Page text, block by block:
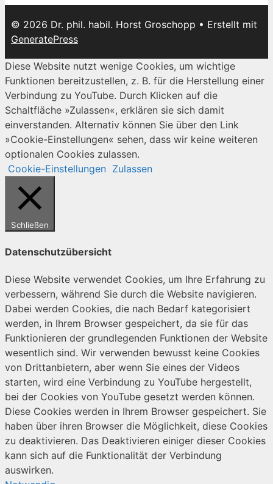
© 2026 Dr. phil. habil. Horst Groschopp • Erstellt mit
GeneratePress
Diese Website nutzt wenige Cookies, um wichtige
Funktionen bereitzustellen, z. B. für die Herstellung einer
Verbindung zu YouTube. Durch Klicken auf die
Schaltfläche »Zulassen«, erklären sie sich damit
einverstanden. Alternativ können Sie über den Link
»Cookie-Einstellungen« sehen, dass wir keine weiteren
optionalen Cookies zulassen.
Cookie-Einstellungen Zulassen
Schließen
Datenschutzübersicht
Diese Website verwendet Cookies, um Ihre Erfahrung zu
verbessern, während Sie durch die Website navigieren.
Dabei werden Cookies, die nach Bedarf kategorisiert
werden, in Ihrem Browser gespeichert, da sie für das
Funktionieren der grundlegenden Funktionen der Website
wesentlich sind. Wir verwenden bewusst keine Cookies
von Drittanbietern, aber wenn Sie eines der Videos
starten, wird eine Verbindung zu YouTube hergestellt,
bei der Cookies von YouTube gesetzt werden können.
Diese Cookies werden in Ihrem Browser gespeichert. Sie
haben über ihren Browser die Möglichkeit, diese Cookies
zu deaktivieren. Das Deaktivieren einiger dieser Cookies
kann sich auf die Funktionalität der Verbindung
auswirken.